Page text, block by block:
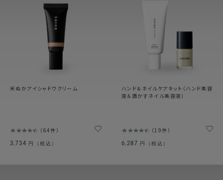
米ぬかアイシャドウクリーム
64件
3,734 円（税込）
ハンド＆ネイルケアキット（ハンド美容
液＆酒かすネイル美容液）
19件
6,287 円（税込）